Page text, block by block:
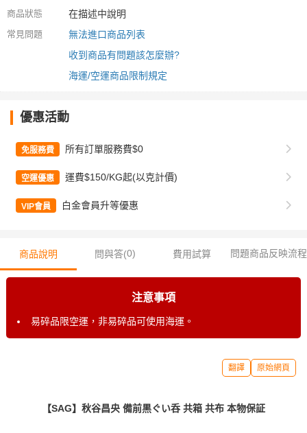
商品狀態 在描述中說明
常見問題
無法進口商品列表
收到商品有問題該怎麼辦?
海運/空運商品限制規定
優惠活動
免服務費 所有訂單服務費$0
空運優惠 運費$150/KG起(以克計價)
VIP會員 白金會員升等優惠
商品說明 問與答(0) 費用試算 問題商品反映流程
注意事項
易碎品限空運，非易碎品可使用海運。
翻譯 原始網頁
【SAG】秋谷昌央 備前黒ぐい呑 共箱 共布 本物保証